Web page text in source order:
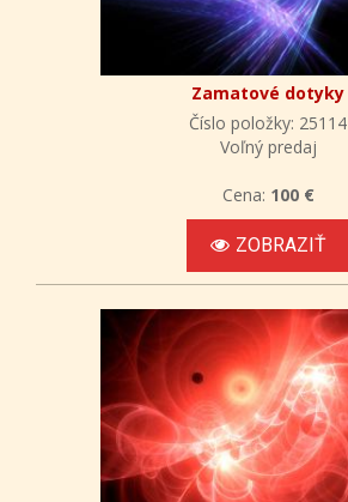
Zamatové dotyky
Číslo položky: 25114
Voľný predaj
Cena: 100 €
ZOBRAZIŤ